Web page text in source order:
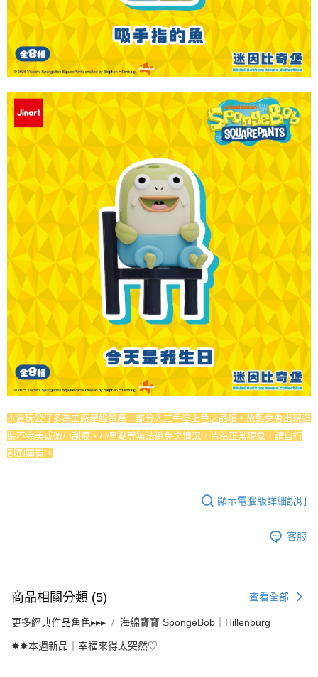
⚠️盒玩公仔多為工廠產線量產＋部分人工手塗上色之品項，故難免會出現塗
裝不完美或微小刮痕、小黑點等無法避免之情況，皆為正常現象，請自行
斟酌購買。
顯示電腦版詳細說明
客服
商品相關分類 (5) 查看全部
更多經典作品角色▸▸▸ 海綿寶寶 SpongeBob｜Hillenburg
✸✸本週新品｜幸福來得太突然♡